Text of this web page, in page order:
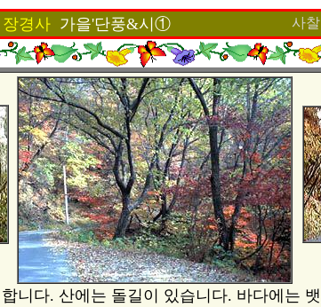
경사 가을'단풍&시① 사
니다. 산에는 돌길이 있습니다. 바다에는